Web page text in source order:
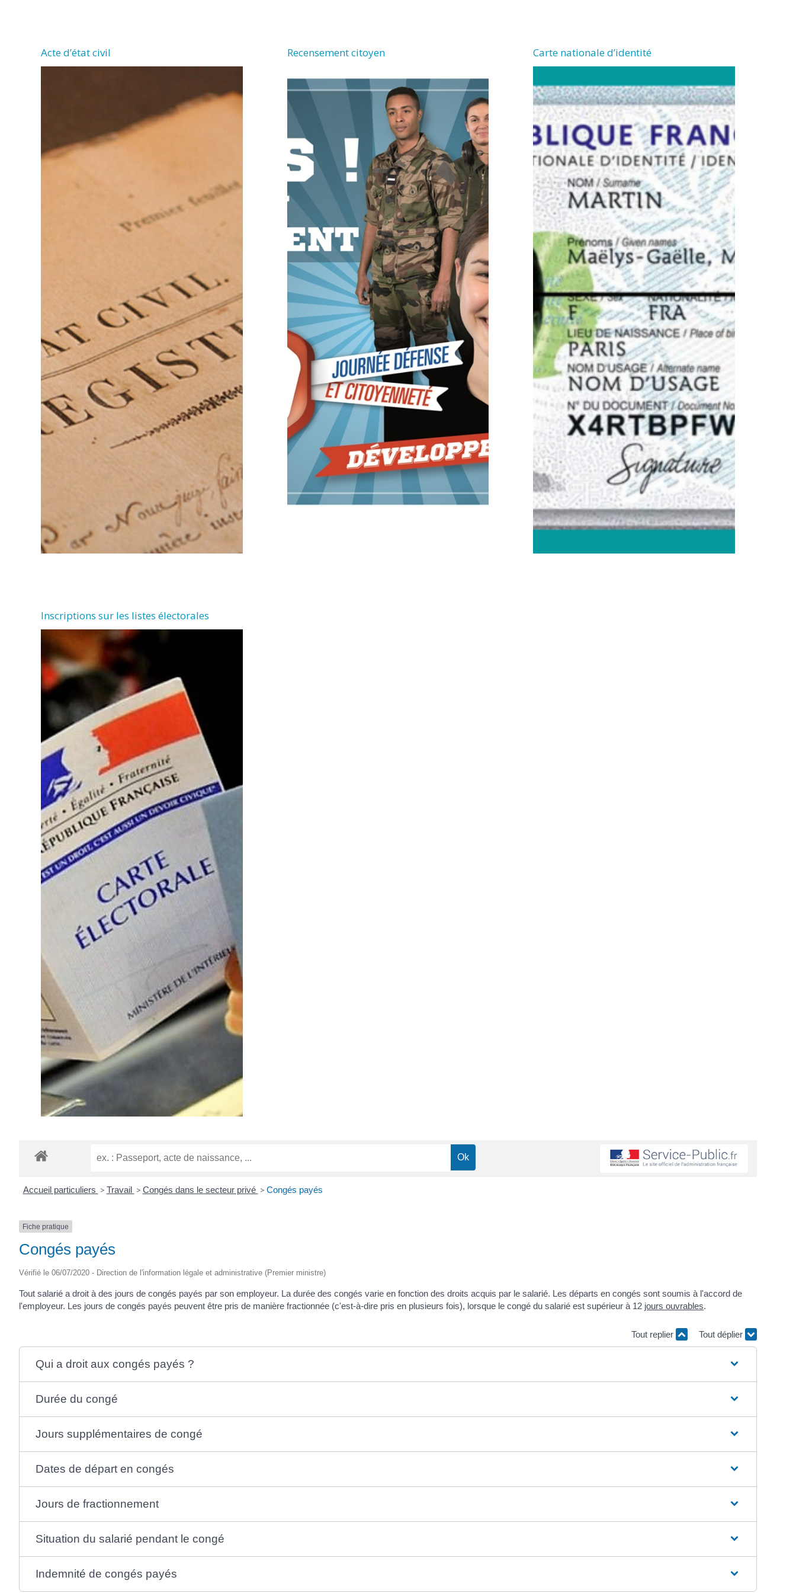
(17460)
Acte d’état civil Recensement citoyen Carte nationale d’identité
Inscriptions sur les listes électorales
Accueil particuliers > Travail > Congés dans le secteur privé > Congés payés
Fiche pratique
Congés payés
Vérifié le 06/07/2020 - Direction de l'information légale et administrative (Premier ministre)
Tout salarié a droit à des jours de congés payés par son employeur. La durée des congés varie en fonction des droits acquis par le salarié. Les départs en congés sont soumis à l'accord de
l'employeur. Les jours de congés payés peuvent être pris de manière fractionnée (c'est-à-dire pris en plusieurs fois), lorsque le congé du salarié est supérieur à 12 jours ouvrables.
Tout replier Tout déplier
Qui a droit aux congés payés ?
Durée du congé
Jours supplémentaires de congé
Dates de départ en congés
Jours de fractionnement
Situation du salarié pendant le congé
Indemnité de congés payés